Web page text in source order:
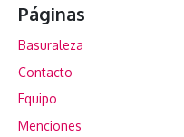
Páginas
Basuraleza
Contacto
Equipo
Menciones